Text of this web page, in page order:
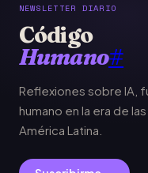
NEWSLETTER DIARIO
Código
Humano#
Reflexiones sobre IA,
humano en la era de
América Latina.